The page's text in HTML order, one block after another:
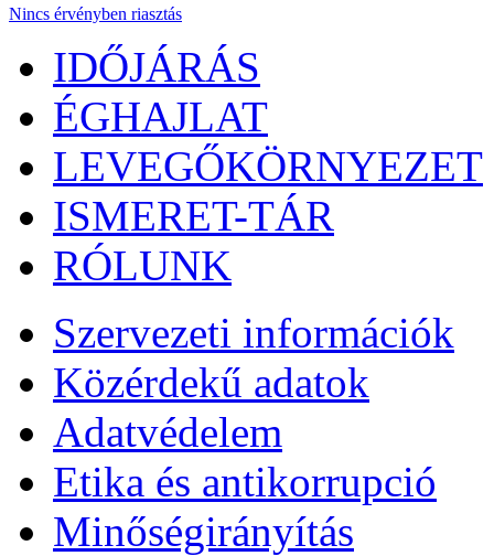
Nincs érvényben riasztás
IDŐJÁRÁS
ÉGHAJLAT
LEVEGŐKÖRNYEZET
ISMERET-TÁR
RÓLUNK
Szervezeti információk
Közérdekű adatok
Adatvédelem
Etika és antikorrupció
Minőségirányítás